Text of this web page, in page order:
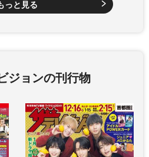
っと見る
ジョンの刊行物